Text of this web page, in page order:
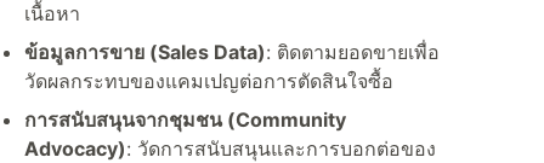
เนื้อหา
ข้อมูลการขาย (Sales Data): ติดตามยอดขายเพื่อ
วัดผลกระทบของแคมเปญต่อการตัดสินใจซื้อ
การสนับสนุนจากชุมชน (Community
Advocacy): วัดการสนับสนุนและการบอกต่อของ